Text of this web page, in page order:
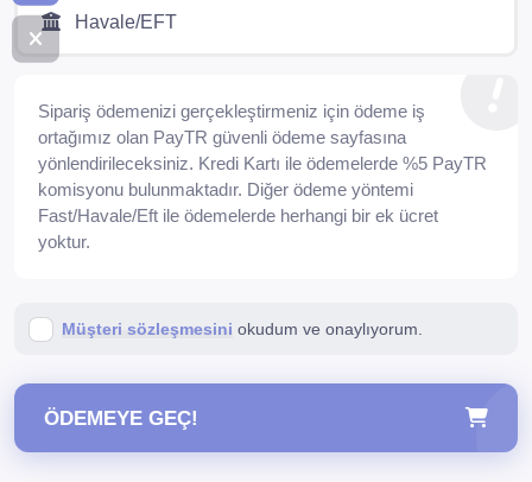
Havale/EFT
Sipariş ödemenizi gerçekleştirmeniz için ödeme iş
ortağımız olan PayTR güvenli ödeme sayfasına
yönlendirileceksiniz. Kredi Kartı ile ödemelerde %5 PayTR
komisyonu bulunmaktadır. Diğer ödeme yöntemi
Fast/Havale/Eft ile ödemelerde herhangi bir ek ücret
yoktur.
Müşteri sözleşmesini okudum ve onaylıyorum.
ÖDEMEYE GEÇ!